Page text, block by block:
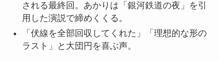
される最終回。あかりは「銀河鉄道の夜」を引
用した演説で締めくくる。
「伏線を全部回収してくれた」「理想的な形の
ラスト」と大団円を喜ぶ声。